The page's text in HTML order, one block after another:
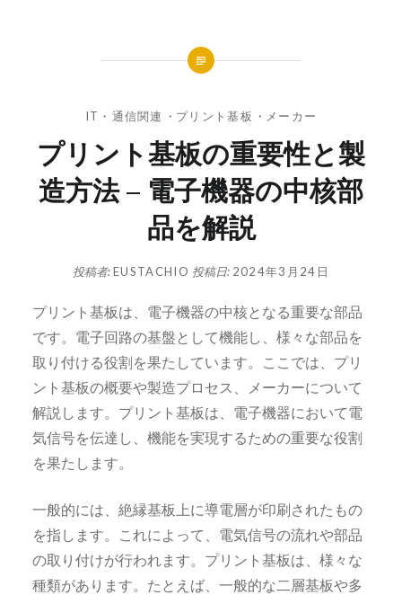
IT・通信関連 ・ プリント基板 ・ メーカー
プリント基板の重要性と製
造方法 – 電子機器の中核部
品を解説
投稿者:EUSTACHIO 投稿日: 2024年3月24日
プリント基板は、電子機器の中核となる重要な部品
です。 電子回路の基盤として機能し、様々な部品を
取り付ける役割を果たしています。ここでは、プリ
ント基板の概要や製造プロセス、メーカーについて
解説します。プリント基板は、電子機器において電
気信号を伝達し、機能を実現するための重要な役割
を果たします。
一般的には、絶縁基板上に導電層が印刷されたもの
を指します。これによって、電気信号の流れや部品
の取り付けが行われます。プリント基板は、様々な
種類があります。たとえば、一般的な二層基板や多